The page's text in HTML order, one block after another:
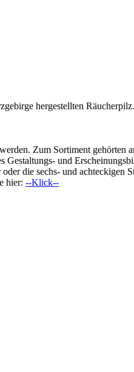
hergestellten
Zum Sortiment
und
die sechs- und achteckigen
hier: --Klick--